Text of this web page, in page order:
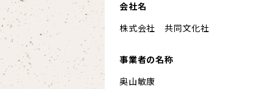
会社名
株式会社 共同文化社
事業者の名称
奥山敏康